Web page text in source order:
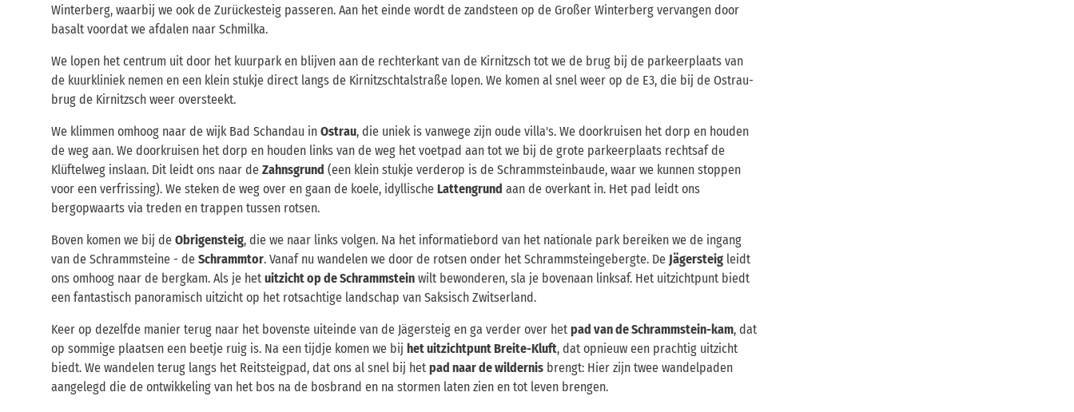
Winterberg, waarbij we ook de Zurückesteig passeren. Aan het einde wordt de zandsteen op de Großer Winterberg vervangen door
basalt voordat we afdalen naar Schmilka.
We lopen het centrum uit door het kuurpark en blijven aan de rechterkant van de Kirnitzsch tot we de brug bij de parkeerplaats van
de kuurkliniek nemen en een klein stukje direct langs de Kirnitzschtalstraße lopen. We komen al snel weer op de E3, die bij de Ostrau-
brug de Kirnitzsch weer oversteekt.
We klimmen omhoog naar de wijk Bad Schandau in Ostrau, die uniek is vanwege zijn oude villa's. We doorkruisen het dorp en houden
de weg aan. We doorkruisen het dorp en houden links van de weg het voetpad aan tot we bij de grote parkeerplaats rechtsaf de
Klüftelweg inslaan. Dit leidt ons naar de Zahnsgrund (een klein stukje verderop is de Schrammsteinbaude, waar we kunnen stoppen
voor een verfrissing). We steken de weg over en gaan de koele, idyllische Lattengrund aan de overkant in. Het pad leidt ons
bergopwaarts via treden en trappen tussen rotsen.
Boven komen we bij de Obrigensteig, die we naar links volgen. Na het informatiebord van het nationale park bereiken we de ingang
van de Schrammsteine - de Schrammtor. Vanaf nu wandelen we door de rotsen onder het Schrammsteingebergte. De Jägersteig leidt
ons omhoog naar de bergkam. Als je het uitzicht op de Schrammstein wilt bewonderen, sla je bovenaan linksaf. Het uitzichtpunt biedt
een fantastisch panoramisch uitzicht op het rotsachtige landschap van Saksisch Zwitserland.
Keer op dezelfde manier terug naar het bovenste uiteinde van de Jägersteig en ga verder over het pad van de Schrammstein-kam, dat
op sommige plaatsen een beetje ruig is. Na een tijdje komen we bij het uitzichtpunt Breite-Kluft, dat opnieuw een prachtig uitzicht
biedt. We wandelen terug langs het Reitsteigpad, dat ons al snel bij het pad naar de wildernis brengt: Hier zijn twee wandelpaden
aangelegd die de ontwikkeling van het bos na de bosbrand en na stormen laten zien en tot leven brengen.